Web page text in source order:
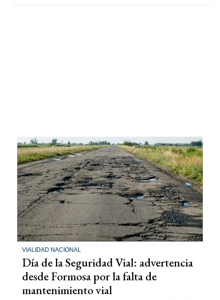
VIALIDAD NACIONAL
Día de la Seguridad Vial: advertencia
desde Formosa por la falta de
mantenimiento vial